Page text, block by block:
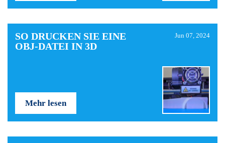
SO DRUCKEN SIE EINE
OBJ-DATEI IN 3D
Jun 07, 2024
Mehr lesen